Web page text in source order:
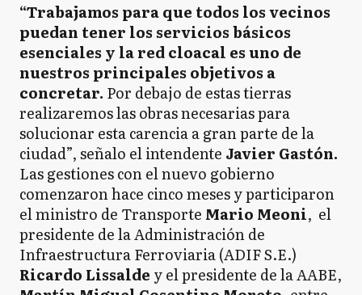
“Trabajamos para que todos los vecinos
puedan tener los servicios básicos
esenciales y la red cloacal es uno de
nuestros principales objetivos a
concretar. Por debajo de estas tierras
realizaremos las obras necesarias para
solucionar esta carencia a gran parte de la
ciudad”, señalo el intendente Javier Gastón.
Las gestiones con el nuevo gobierno
comenzaron hace cinco meses y participaron
el ministro de Transporte Mario Meoni, el
presidente de la Administración de
Infraestructura Ferroviaria (ADIF S.E.)
Ricardo Lissalde y el presidente de la AABE,